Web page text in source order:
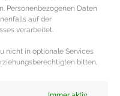
Personenbezogenen Daten
auf der
verarbeitet.
nicht in optionale Services
bitten,
& Hintergrund Die
Dornen geschützt